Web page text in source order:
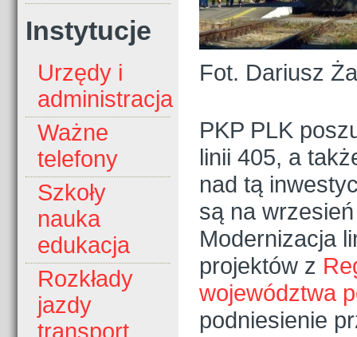
Instytucje
Urzędy i
administracja
Ważne
telefony
Szkoły
nauka
edukacja
Rozkłady
jazdy
transport
Fot. Dariusz
PKP PLK
linii 405, a
nad tą
są na
Modernizacja
projektów z
województwa
podniesienie